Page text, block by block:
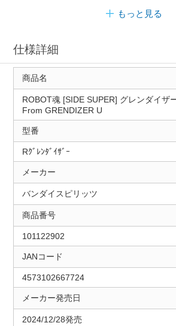
もっと見る
仕様詳細
商品名
ROBOT魂 [SIDE SUPER] グレンダイザ
From GRENDIZER U
型番
Rｸﾞﾚﾝﾀﾞｲｻﾞｰ
メーカー
バンダイスピリッツ
商品番号
101122902
JANコード
4573102667724
メーカー発売日
2024/12/28発売